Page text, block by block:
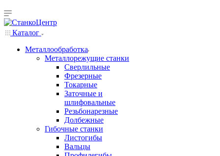
Каталог
Металлообработка
Металлорежущие станки
Сверлильные
Фрезерные
Токарные
Заточные и
шлифовальные
Резьбонарезные
Долбежные
Гибочные станки
Листогибы
Вальцы